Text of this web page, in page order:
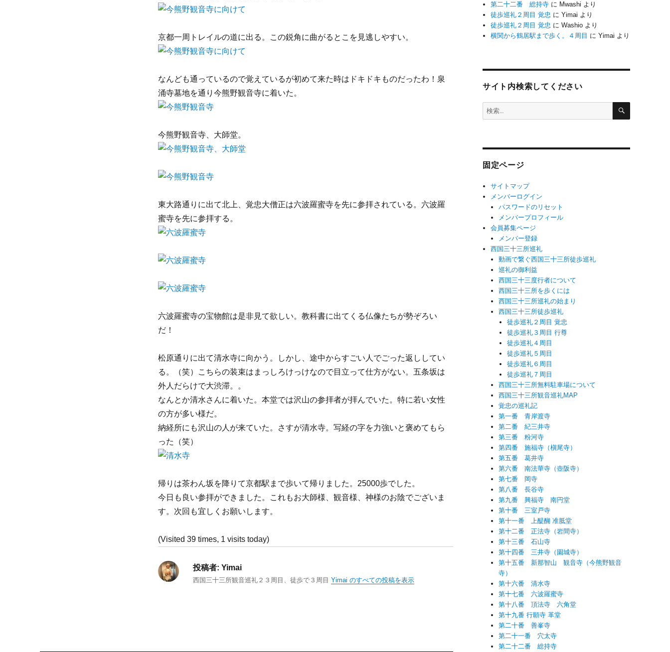
京都一周トレイルの道に出る。この鋭角に曲がるとこを見逃しやすい。
なんども通っているので覚えているが初めて来た時はドキドキものだったわ！泉
涌寺墓地を通り今熊野観音寺に着いた。
今熊野観音寺、大師堂。
東大路通りに出て北上、覚忠大僧正は六波羅蜜寺を先に参拝されている。六波羅
蜜寺を先に参拝する。
六波羅蜜寺の宝物館は是非見て欲しい。教科書に出てくる仏像たちが勢ぞろい
だ！
松原通りに出て清水寺に向かう。しかし、途中からすごい人でごった返ししてい
る。（笑）こちらの装束はまっしろけっけなので目立って仕方がない。五条坂は
外人だらけで大渋滞。。
なんとか清水さんに着いた。本堂では沢山の参拝者が拝んでいた。特に若い女性
の方が多い様だ。
納経所にも沢山の人が来ていた。さすが清水寺。写経の字を力強いと褒めてもら
った（笑）
帰りは茶わん坂を降りて京都駅まで歩いて帰りました。25000歩でした。
今日も良い参拝ができました。これもお大師様、観音様、神様のお陰でございま
す。次回も宜しくお願いします。
(Visited 39 times, 1 visits today)
投稿者: Yimai
西国三十三所観音巡礼２３周目、徒歩で３周目 Yimai のすべての投稿を表示
第二十二番 総持寺 に Mwashi より
徒歩巡礼２周目 覚忠 にYimai より
徒歩巡礼２周目 覚忠 にWashio より
横関から鶴居駅まで歩く。４周目 にYimai より
サイト内検索してください
検
索:
検
固定ページ
サイトマップ
メンバーログイン
パスワードのリセット
メンバープロフィール
会員募集ページ
メンバー登録
西国三十三所巡礼
動画で繋ぐ西国三十三所徒歩巡礼
巡礼の御利益
西国三十三度行者について
西国三十三所を歩くには
西国三十三所巡礼の始まり
西国三十三所徒歩巡礼
徒歩巡礼２周目 覚忠
徒歩巡礼３周目 行尊
徒歩巡礼４周目
徒歩巡礼５周目
徒歩巡礼６周目
徒歩巡礼７周目
西国三十三所無料駐車場について
西国三十三所観音巡礼MAP
覚忠の巡礼記
第一番 青岸渡寺
第二番 紀三井寺
第三番 粉河寺
第四番 施福寺（槇尾寺）
第五番 葛井寺
第六番 南法華寺（壺阪寺）
第七番 岡寺
第八番 長谷寺
第九番 興福寺 南円堂
第十番 三室戸寺
第十一番 上醍醐 准胝堂
第十二番 正法寺（岩間寺）
第十三番 石山寺
第十四番 三井寺（園城寺）
第十五番 新那智山 観音寺（今熊野観音
寺）
第十六番 清水寺
第十七番 六波羅蜜寺
第十八番 頂法寺 六角堂
第十九番 行願寺 革堂
第二十番 善峯寺
第二十一番 穴太寺
第二十二番 総持寺